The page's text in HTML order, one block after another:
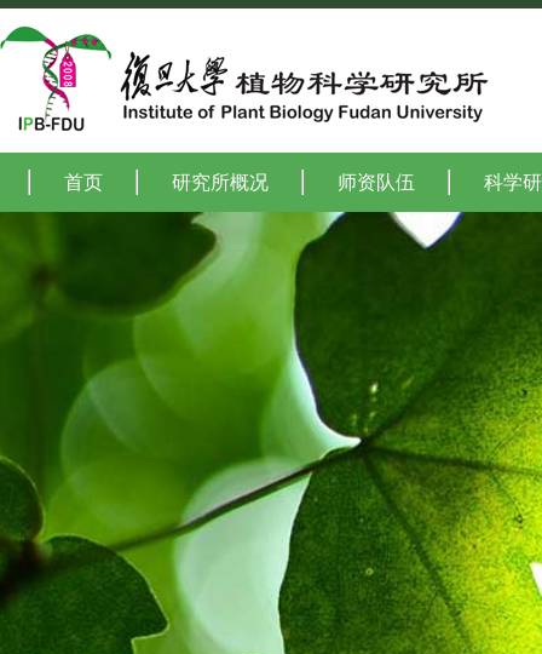
首页 研究所概况 师资队伍 科学